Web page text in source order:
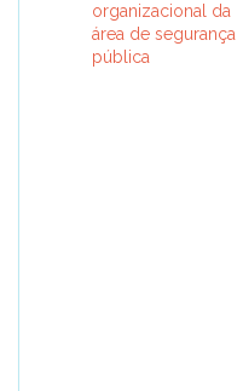
organizacional da
área de segurança
pública